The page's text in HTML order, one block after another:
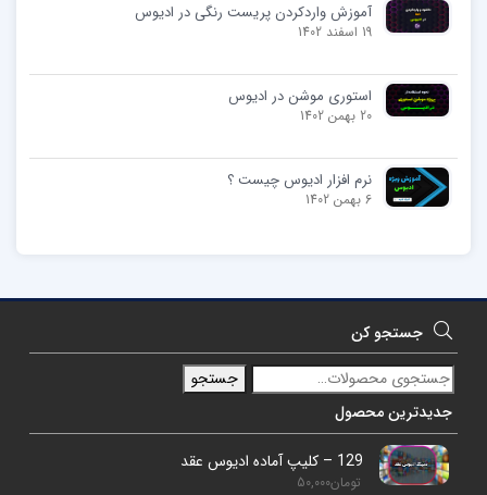
آموزش واردکردن پریست رنگی در ادیوس
19 اسفند 1402
استوری موشن در ادیوس
20 بهمن 1402
نرم افزار ادیوس چیست ؟
6 بهمن 1402
جستجو کن
جستجو
جدیدترین محصول
129 – کلیپ آماده ادیوس عقد
تومان50,000